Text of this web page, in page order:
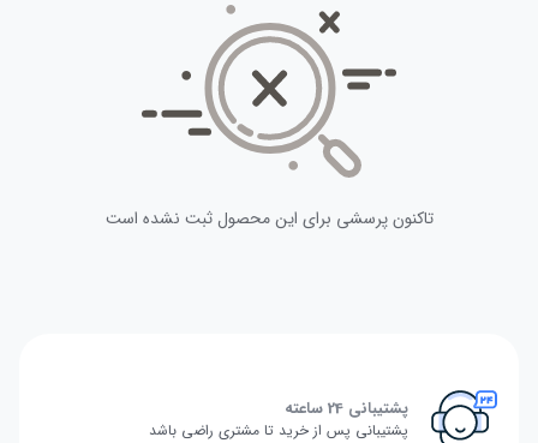
تاکنون پرسشی برای این محصول ثبت نشده است
پشتیبانی 24 ساعته
پشتیبانی پس از خرید تا مشتری راضی باشد